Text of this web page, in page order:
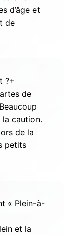
d’âge et
de
?+
de
caution.
de la
petits
« Plein-à-
et la